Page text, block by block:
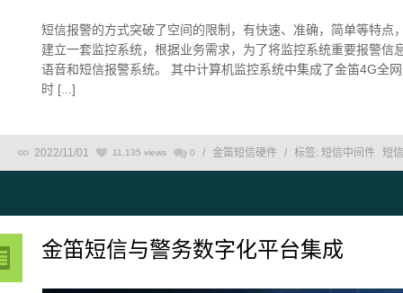
短信报警的方式突破了空间的限制，有快速、准确，简单等特
建立一套监控系统，根据业务需求，为了将监控系统重要报警
语音和短信报警系统。 其中计算机监控系统中集成了金笛4G全
时 [...]
2022/11/01 11,135 views 0 / 金笛短信硬件 / 标签: 短信中间件 短
金笛短信与警务数字化平台集成